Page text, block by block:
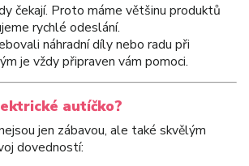
čekají. Proto máme většinu produktů
rychlé odeslání.
náhradní díly nebo radu při
je vždy připraven vám pomoci.
autíčko?
jen zábavou, ale také skvělým
dovedností: